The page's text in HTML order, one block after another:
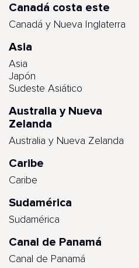
Canadá costa este
Canadá y Nueva Inglaterra
Asia
Asia
Japón
Sudeste Asiático
Australia y Nueva
Zelanda
Australia y Nueva Zelanda
Caribe
Caribe
Sudamérica
Sudamérica
Canal de Panamá
Canal de Panamá